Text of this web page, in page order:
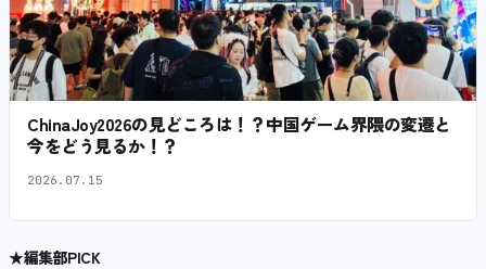
ChinaJoy2026の見どころは！？中国ゲーム界隈の変遷と
今をどう見るか！？
2026.07.15
★編集部PICK